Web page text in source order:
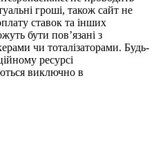
гроші, також сайт не
ставок та інших
бути пов’язані з
чи тоталізаторами. Будь-
ресурсі
виключно в